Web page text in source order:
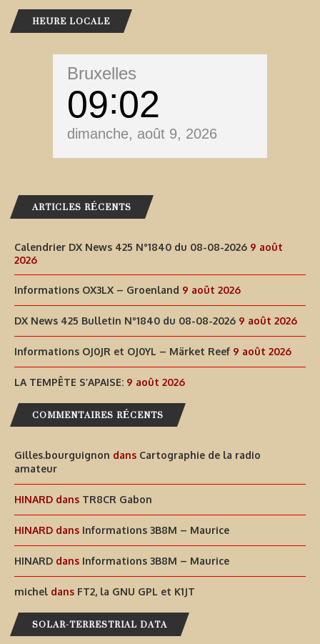
HEURE LOCALE
Bruxelles
09 02
dimanche, août 9, 2026
ARTICLES RÉCENTS
Calendrier DX News 425 N°1840 du 08-08-2026 9 août
2026
Informations OX3LX – Groenland 9 août 2026
DX News 425 Bulletin N°1840 du 08-08-2026 9 août 2026
Informations OJ0JR et OJ0YL – Märket Reef 9 août 2026
LA TEMPÊTE S’APAISE: 9 août 2026
COMMENTAIRES RÉCENTS
Gilles.bourguignon dans Cartographie de la radio
amateur
HINARD dans TR8CR Gabon
HINARD dans Informations 3B8M – Maurice
HINARD dans Informations 3B8M – Maurice
michel dans FT2, la GNU GPL et K1JT
SOLAR-TERRESTRIAL DATA